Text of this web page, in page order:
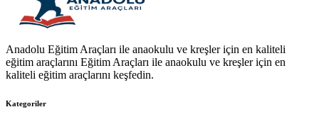
Anadolu Eğitim Araçları ile anaokulu ve kreşler için en kaliteli
eğitim araçlarını Eğitim Araçları ile anaokulu ve kreşler için en
kaliteli eğitim araçlarını keşfedin.
Kategoriler